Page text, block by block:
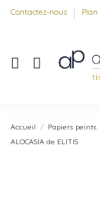
Contactez-nous
Accueil Papiers peints
ALOCASIA de ELITIS